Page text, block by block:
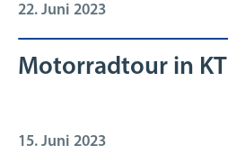
22. Juni 2023
Motorradtour in KT
15. Juni 2023